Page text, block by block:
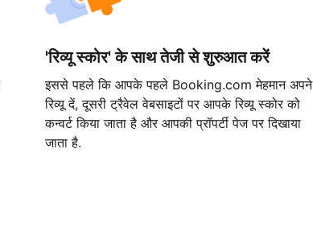
'रिव्यू स्कोर' के साथ तेजी से शुरुआत करें
इससे पहले कि आपके पहले Booking.com मेहमान अपने
रिव्यू दें, दूसरी ट्रैवेल वेबसाइटों पर आपके रिव्यू स्कोर को
कन्वर्ट किया जाता है और आपकी प्रॉपर्टी पेज पर दिखाया
जाता है.